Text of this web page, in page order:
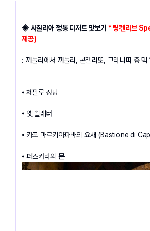
◈ 시칠리아 정통 디저트 맛보기 * 링켄리브
제공)
: 까놀리에서 까놀리, 콘젤라또, 그라니따 중 택
⦁ 체팔루 성당
⦁ 옛 빨래터
⦁ 카포 마르키아파바의 요새 (Bastione di
⦁ 페스카라의 문